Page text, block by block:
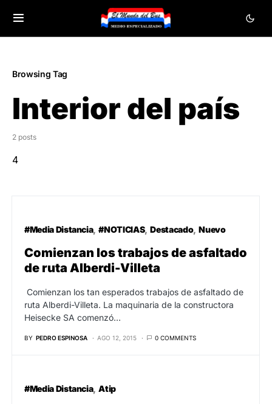
Browsing Tag
Interior del país
2 posts
4
#Media Distancia #NOTICIAS Destacado Nuevo
Comienzan los trabajos de asfaltado
de ruta Alberdi-Villeta
Comienzan los tan esperados trabajos de asfaltado de
ruta Alberdi-Villeta. La maquinaria de la constructora
Heisecke SA comenzó…
BY PEDRO ESPINOSA AGO 12, 2015 0 COMMENTS
#Media Distancia Atip